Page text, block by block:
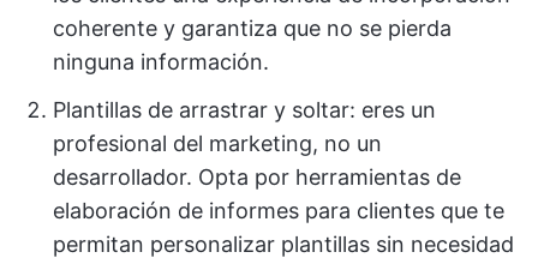
coherente y garantiza que no se pierda
ninguna información.
Plantillas de arrastrar y soltar: eres un
profesional del marketing, no un
desarrollador. Opta por herramientas de
elaboración de informes para clientes que te
permitan personalizar plantillas sin necesidad